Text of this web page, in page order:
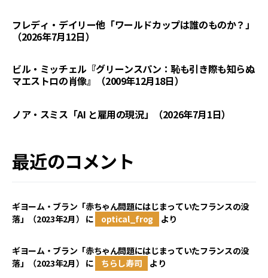
フレディ・デイリー他「ワールドカップは誰のものか？」
（2026年7月12日）
ビル・ミッチェル『グリーンスパン：恥も引き際も知らぬ
マエストロの肖像』（2009年12月18日）
ノア・スミス「AI と雇用の現況」（2026年7月1日）
最近のコメント
ギヨーム・ブラン「赤ちゃん問題にはじまっていたフランスの没
落」（2023年2月） に optical_frog より
ギヨーム・ブラン「赤ちゃん問題にはじまっていたフランスの没
落」（2023年2月） に ちらし寿司 より